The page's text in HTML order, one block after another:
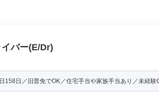
バー(E/Dr)
158日／旧普免でOK／住宅手当や家族手当あり／未経験